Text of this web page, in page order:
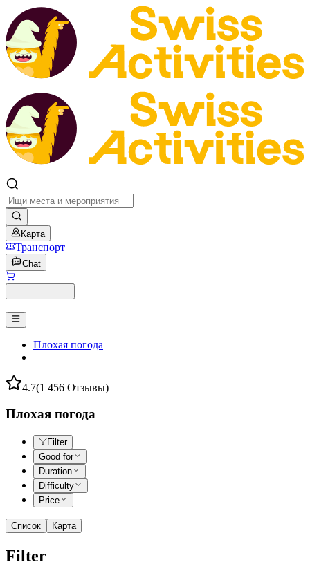
Карта
Транспорт
Chat
Плохая погода
4.7(1 456 Отзывы)
Плохая погода
Filter
Good for
Duration
Difficulty
Price
Список Карта
Filter